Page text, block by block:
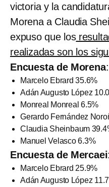
victoria y la
Morena a Claudia
expuso que los
realizadas son los
Encuesta de Morena:
Marcelo Ebrard 35.6%
Adán Augusto López
Monreal Monreal 6.5%
Gerardo Fernández
Claudia Sheinbaum
Manuel Velasco 6.3%
Encuesta de Mercaei:
Marcelo Ebrard 25.9%
Adán Augusto López